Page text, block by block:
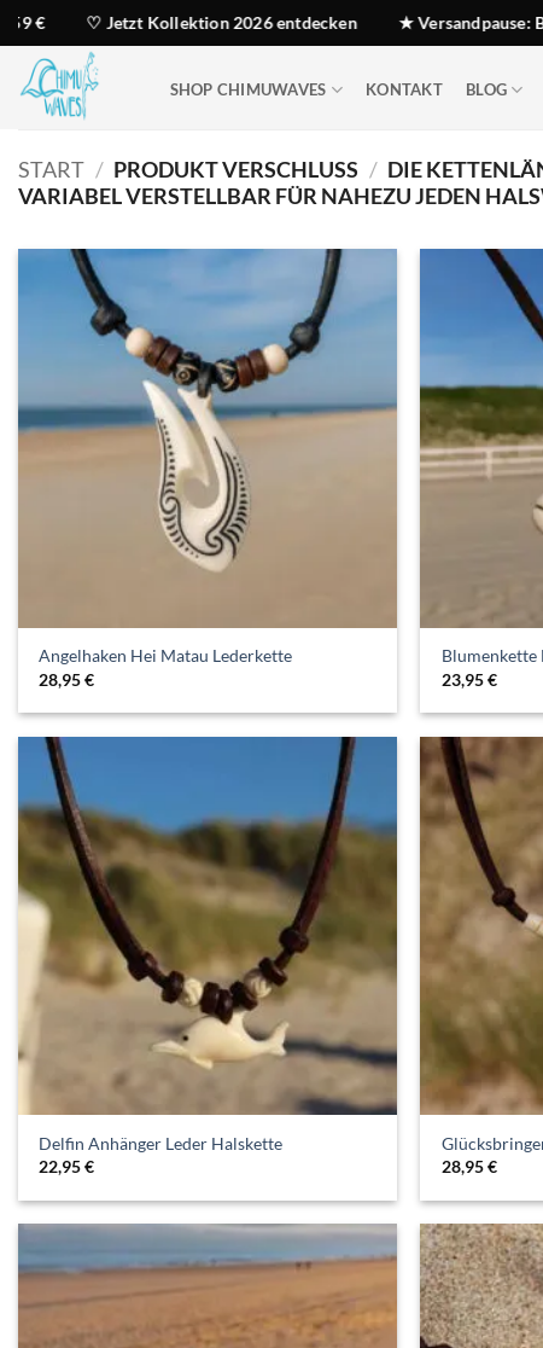
Zum
Inhalt
springen
Kollektion 2026 entdecken ★ Versandpause: Bestellungen
SHOP CHIMUWAVES KONTAKT BLOG
START / PRODUKT VERSCHLUSS / DIE
VARIABEL VERSTELLBAR FÜR NAHEZU JEDEN
Angelhaken Hei Matau Lederkette
28,95€
Blumenkette
23,95€
Delfin Anhänger Leder Halskette
22,95€
28,95€